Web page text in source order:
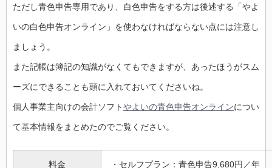
ただし青色申告専用であり、白色申告をする方は後述する「やよ
いの白色申告オンライン」を使わなければならない点には注意し
ましょう。
また記帳は簿記の知識がなくてもできますが、あったほうがスム
ーズにできることも頭に入れておいてくださいね。
個人事業主向けの会計ソフトやよいの青色申告オンラインについ
て基本情報をまとめたのでご覧ください。
料金
・セルフプラン：青色申告9,680円／年